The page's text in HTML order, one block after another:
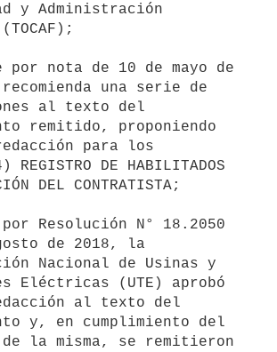
y Administración
recomienda una serie de
al texto del
remitido, proponiendo
para los
DE HABILITADOS
DEL CONTRATISTA;
de 2018, la
Nacional de Usinas y
Eléctricas (UTE) aprobó
al texto del
y, en cumplimiento del
de la misma, se remitieron